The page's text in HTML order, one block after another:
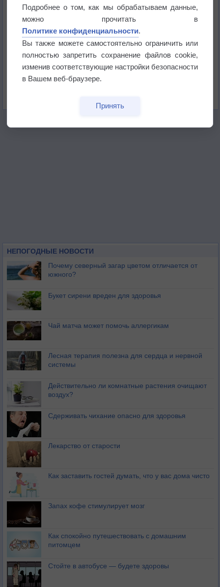
Приложение построит маршрут через тень
Атмосфера начала замерзать
В Приморье обнаружены морские волны тепла
НЕПОГОДНЫЕ НОВОСТИ
Почему северный загар цветом отличается от
южного?
Букет сирени вреден для здоровья
Чай матча может помочь аллергикам
Лесная терапия полезна для сердца и нервной
системы
Действительно ли комнатные растения очищают
воздух?
Сдерживать чихание опасно для здоровья
Лекарство от старости
Как заставить гостей думать, что у вас дома чисто
Запах кофе стимулирует мозг
Как спокойно путешествовать с домашним
питомцем
Стойте в автобусе — будете здоровы
Подробнее о том, как мы обрабатываем данные,
можно прочитать в
Политике конфиденциальности.
Вы также можете самостоятельно ограничить или
полностью запретить сохранение файлов cookie,
изменив соответствующие настройки безопасности
в Вашем веб-браузере.
Принять